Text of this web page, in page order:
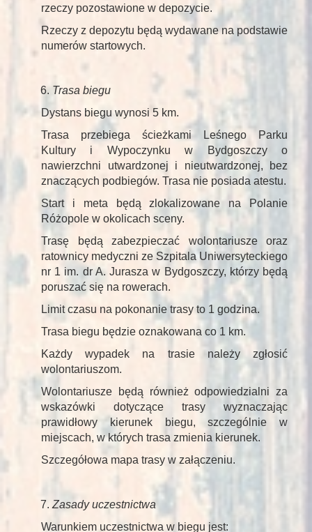
rzeczy pozostawione w depozycie.
Rzeczy z depozytu będą wydawane na podstawie
numerów startowych.
Trasa biegu
Dystans biegu wynosi 5 km.
Trasa przebiega ścieżkami Leśnego Parku
Kultury i Wypoczynku w Bydgoszczy o
nawierzchni utwardzonej i nieutwardzonej, bez
znaczących podbiegów. Trasa nie posiada atestu.
Start i meta będą zlokalizowane na Polanie
Różopole w okolicach sceny.
Trasę będą zabezpieczać wolontariusze oraz
ratownicy medyczni ze Szpitala Uniwersyteckiego
nr 1 im. dr A. Jurasza w Bydgoszczy, którzy będą
poruszać się na rowerach.
Limit czasu na pokonanie trasy to 1 godzina.
Trasa biegu będzie oznakowana co 1 km.
Każdy wypadek na trasie należy zgłosić
wolontariuszom.
Wolontariusze będą również odpowiedzialni za
wskazówki dotyczące trasy wyznaczając
prawidłowy kierunek biegu, szczególnie w
miejscach, w których trasa zmienia kierunek.
Szczegółowa mapa trasy w załączeniu.
Zasady uczestnictwa
Warunkiem uczestnictwa w biegu jest: